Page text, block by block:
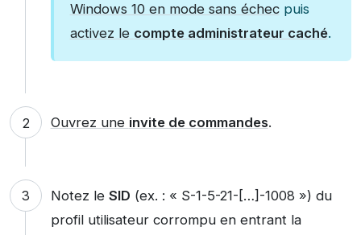
Windows 10 en mode sans échecpuis
activez le compte administrateur caché.
Ouvrez une invite de commandes.
Notez le SID (ex. : « S-1-5-21-[…]-1008 ») du
profil utilisateur corrompu en entrant la